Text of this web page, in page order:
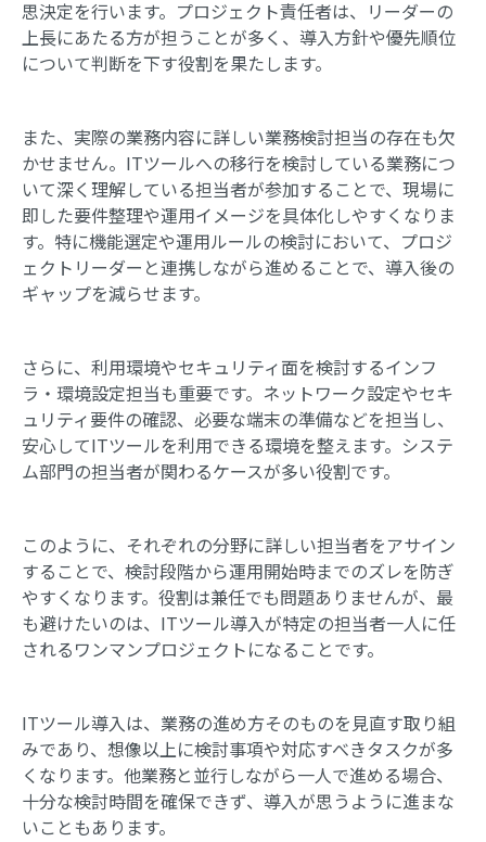
思決定を行います。プロジェクト責任者は、リーダーの
上長にあたる方が担うことが多く、導入方針や優先順位
について判断を下す役割を果たします。
また、実際の業務内容に詳しい業務検討担当の存在も欠
かせません。ITツールへの移行を検討している業務につ
いて深く理解している担当者が参加することで、現場に
即した要件整理や運用イメージを具体化しやすくなりま
す。特に機能選定や運用ルールの検討において、プロジ
ェクトリーダーと連携しながら進めることで、導入後の
ギャップを減らせます。
さらに、利用環境やセキュリティ面を検討するインフ
ラ・環境設定担当も重要です。ネットワーク設定やセキ
ュリティ要件の確認、必要な端末の準備などを担当し、
安心してITツールを利用できる環境を整えます。システ
ム部門の担当者が関わるケースが多い役割です。
このように、それぞれの分野に詳しい担当者をアサイン
することで、検討段階から運用開始時までのズレを防ぎ
やすくなります。役割は兼任でも問題ありませんが、最
も避けたいのは、ITツール導入が特定の担当者一人に任
されるワンマンプロジェクトになることです。
ITツール導入は、業務の進め方そのものを見直す取り組
みであり、想像以上に検討事項や対応すべきタスクが多
くなります。他業務と並行しながら一人で進める場合、
十分な検討時間を確保できず、導入が思うように進まな
いこともあります。